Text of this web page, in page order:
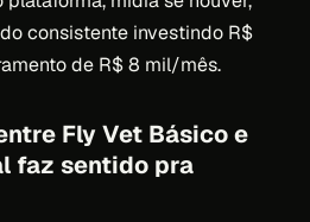
consistente investindo R$
de R$ 8 mil/mês.
Fly Vet Básico e
faz sentido pra